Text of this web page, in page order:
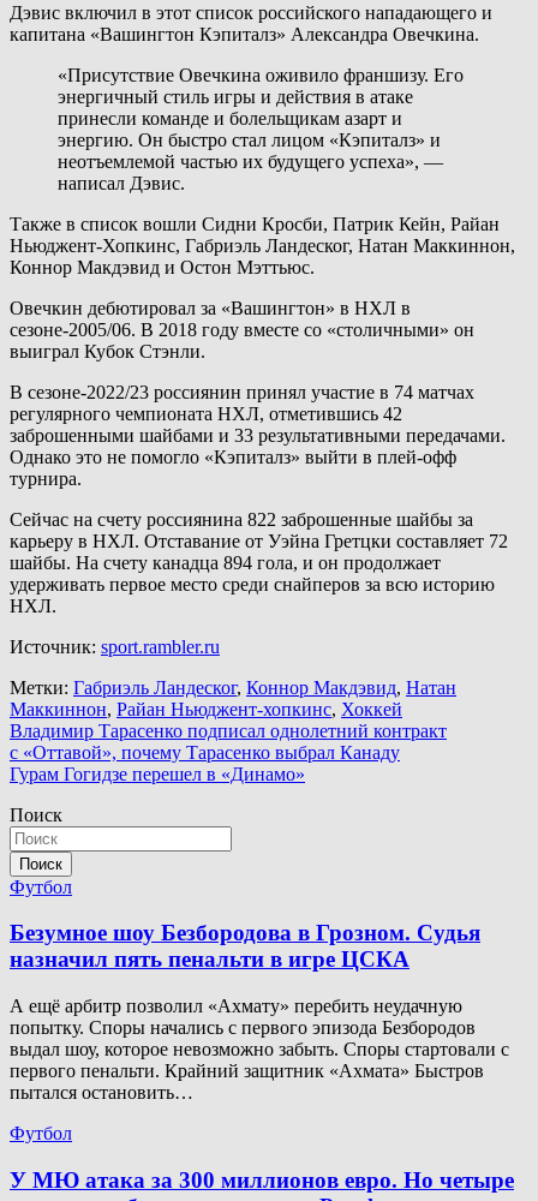
Дэвис включил в этот список российского нападающего и
капитана «Вашингтон Кэпиталз» Александра Овечкина.
«Присутствие Овечкина оживило франшизу. Его
энергичный стиль игры и действия в атаке
принесли команде и болельщикам азарт и
энергию. Он быстро стал лицом «Кэпиталз» и
неотъемлемой частью их будущего успеха», —
написал Дэвис.
Также в список вошли Сидни Кросби, Патрик Кейн, Райан
Ньюджент-Хопкинс, Габриэль Ландеског, Натан Маккиннон,
Коннор Макдэвид и Остон Мэттьюс.
Овечкин дебютировал за «Вашингтон» в НХЛ в
сезоне-2005/06. В 2018 году вместе со «столичными» он
выиграл Кубок Стэнли.
В сезоне-2022/23 россиянин принял участие в 74 матчах
регулярного чемпионата НХЛ, отметившись 42
заброшенными шайбами и 33 результативными передачами.
Однако это не помогло «Кэпиталз» выйти в плей-офф
турнира.
Сейчас на счету россиянина 822 заброшенные шайбы за
карьеру в НХЛ. Отставание от Уэйна Гретцки составляет 72
шайбы. На счету канадца 894 гола, и он продолжает
удерживать первое место среди снайперов за всю историю
НХЛ.
Источник: sport.rambler.ru
Метки: Габриэль Ландеског, Коннор Макдэвид, Натан
Маккиннон, Райан Ньюджент-хопкинс, Хоккей
Навигация
по
Владимир Тарасенко подписал однолетний контракт
с «Оттавой», почему Тарасенко выбрал Канаду
Гурам Гогидзе перешел в «Динамо»
Поиск
Поиск
Футбол
Безумное шоу Безбородова в Грозном. Судья
назначил пять пенальти в игре ЦСКА
А ещё арбитр позволил «Ахмату» перебить неудачную
попытку. Споры начались с первого эпизода Безбородов
выдал шоу, которое невозможно забыть. Споры стартовали с
первого пенальти. Крайний защитник «Ахмата» Быстров
пытался остановить…
Футбол
У МЮ атака за 300 миллионов евро. Но четыре